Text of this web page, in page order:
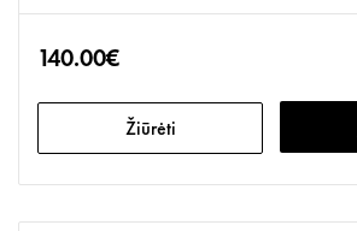
140.00€
Žiūrėti